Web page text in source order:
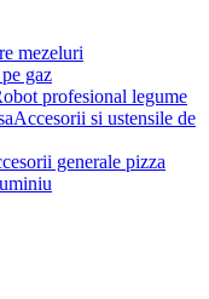
mezeluri
gaz
profesional legume
Accesorii si ustensile de
generale pizza